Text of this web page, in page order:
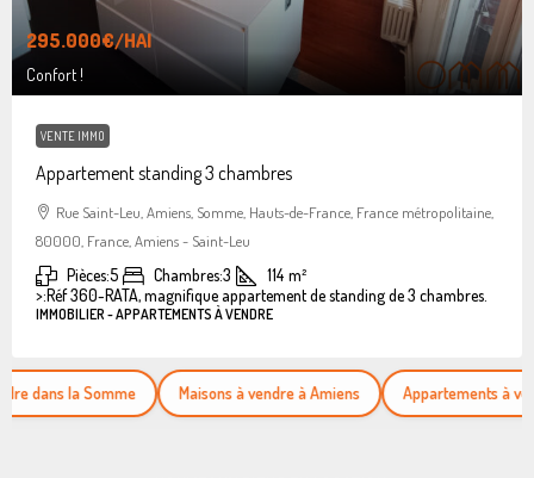
295.000€/HAI
Confort !
VENTE IMMO
Appartement standing 3 chambres
Rue Saint-Leu, Amiens, Somme, Hauts-de-France, France métropolitaine,
80000, France, Amiens - Saint-Leu
Pièces:5 Chambres:3 114 m²
>:Réf 360-RATA, magnifique appartement de standing de 3 chambres.
IMMOBILIER - APPARTEMENTS À VENDRE
la Somme Maisons à vendre à Amiens Appartements à vendre